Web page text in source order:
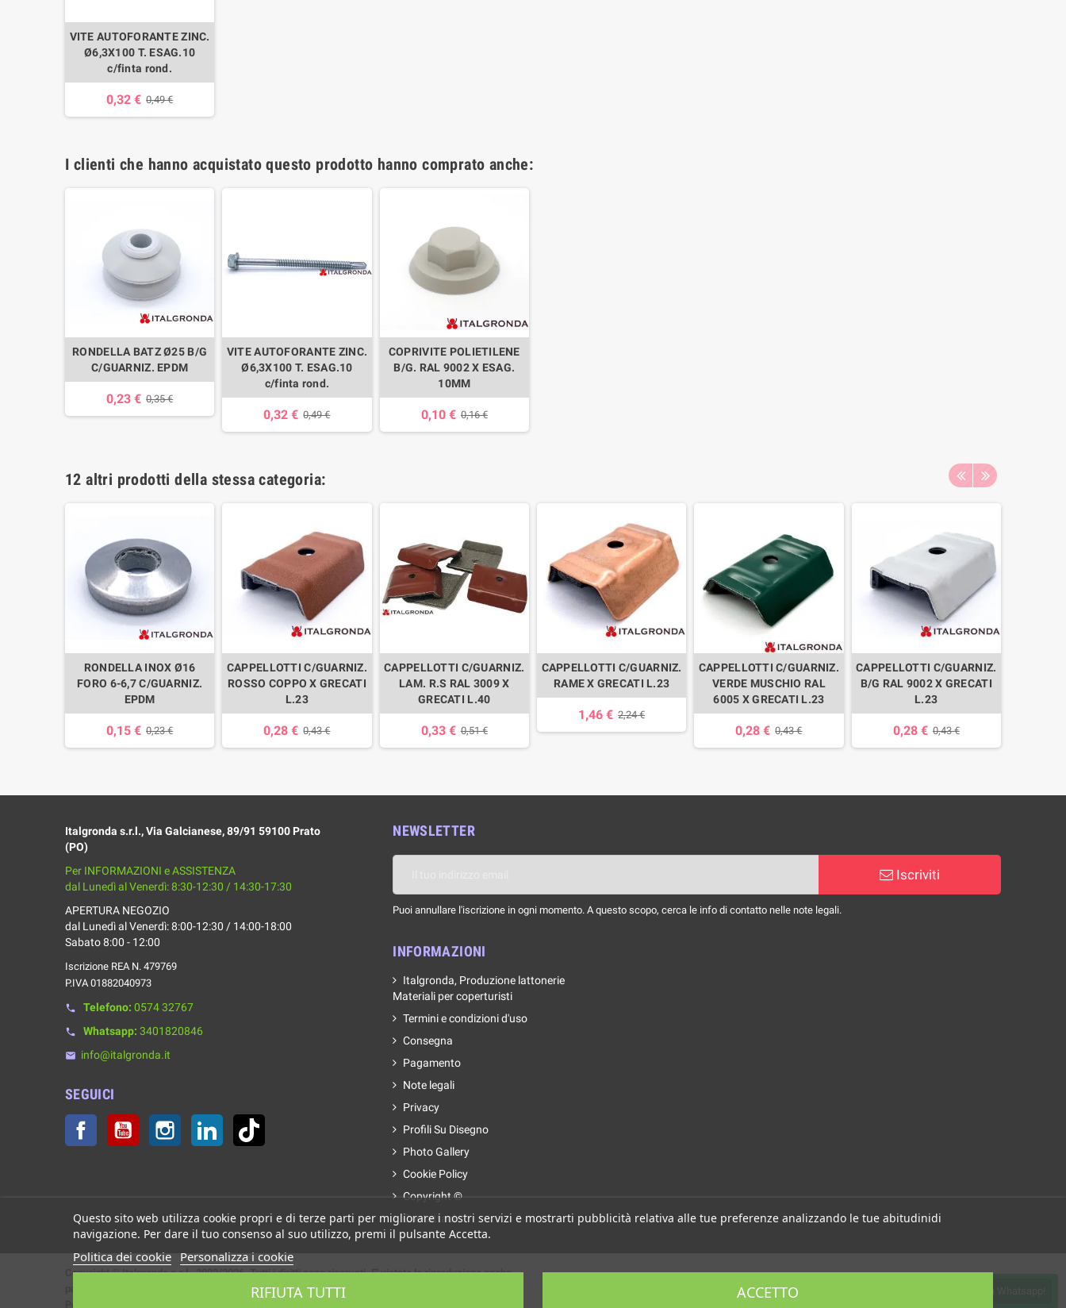
VITE AUTOFORANTE ZINC.
Ø6,3X100 T. ESAG.10
c/finta rond.
0,32 € 0,49 €
I clienti che hanno acquistato questo prodotto hanno comprato anche:
RONDELLA BATZ Ø25 B/G
C/GUARNIZ. EPDM
0,23 € 0,35 €
VITE AUTOFORANTE ZINC.
Ø6,3X100 T. ESAG.10
c/finta rond.
0,32 € 0,49 €
COPRIVITE POLIETILENE
B/G. RAL 9002 X ESAG.
10MM
0,10 € 0,16 €
12 altri prodotti della stessa categoria:
RONDELLA INOX Ø16
FORO 6-6,7 C/GUARNIZ.
EPDM
0,15 € 0,23 €
CAPPELLOTTI C/GUARNIZ.
ROSSO COPPO X GRECATI
L.23
0,28 € 0,43 €
CAPPELLOTTI C/GUARNIZ.
LAM. R.S RAL 3009 X
GRECATI L.40
0,33 € 0,51 €
CAPPELLOTTI C/GUARNIZ.
RAME X GRECATI L.23
1,46 € 2,24 €
CAPPELLOTTI C/GUARNIZ.
VERDE MUSCHIO RAL
6005 X GRECATI L.23
0,28 € 0,43 €
CAPPELLOTTI C/GUARNIZ.
B/G RAL 9002 X GRECATI
L.23
0,28 € 0,43 €
Italgronda s.r.l., Via Galcianese, 89/91 59100 Prato
(PO)
Per INFORMAZIONI e ASSISTENZA
dal Lunedì al Venerdì: 8:30-12:30 / 14:30-17:30
APERTURA NEGOZIO
dal Lunedì al Venerdì: 8:00-12:30 / 14:00-18:00
Sabato 8:00 - 12:00
Iscrizione REA N. 479769
P.IVA 01882040973
phone Telefono: 0574 32767
phone Whatsapp: 3401820846
email info@italgronda.it
SEGUICI
Facebook YouTube Instagram LinkedIn
NEWSLETTER
Iscriviti
Puoi annullare l'iscrizione in ogni momento. A questo scopo, cerca le info di contatto nelle note legali.
INFORMAZIONI
Italgronda, Produzione lattonerie
Materiali per coperturisti
Termini e condizioni d'uso
Consegna
Pagamento
Note legali
Privacy
Profili Su Disegno
Photo Gallery
Cookie Policy
Copyright ©
Contattaci
Questo sito web utilizza cookie propri e di terze parti per migliorare i nostri servizi e mostrarti pubblicità relativa alle tue preferenze analizzando le tue abitudinidi
navigazione. Per dare il tuo consenso al suo utilizzo, premi il pulsante Accetta.
Politica dei cookie Personalizza i cookie
RIFIUTA TUTTI ACCETTO
Copyright © Italgronda s.r.l. 2002/2026. Tutti i diritti sono riservati. E' vietata la riproduzione anche